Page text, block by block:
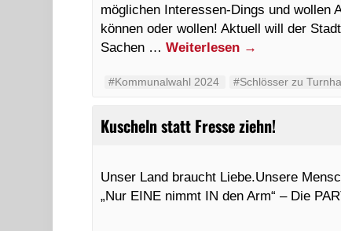
möglichen Interessen-Dings und wollen
können oder wollen! Aktuell will der
Sachen …Weiterlesen →
#Kommunalwahl 2024 #Schlösser zu
Kuscheln statt Fresse ziehn!
Unser Land braucht Liebe.Unsere
„Nur EINE nimmt IN den Arm“ – Die